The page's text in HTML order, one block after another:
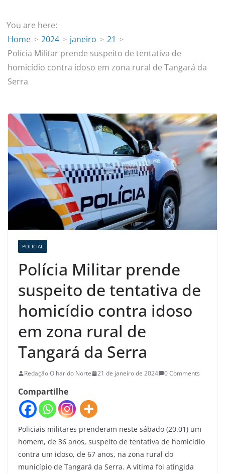
You are here:
Home
2024 janeiro
21
Polícia Militar prende suspeito de tentativa de
homicídio contra idoso em zona rural de Tangará da
Serra
POLICIAL
Polícia Militar prende
suspeito de tentativa de
homicídio contra idoso
em zona rural de
Tangará da Serra
Redação Olhar do Norte 21 de janeiro de 2024 0 Comments
Compartilhe
Policiais militares prenderam neste sábado (20.01) um
homem, de 36 anos, suspeito de tentativa de homicídio
contra um idoso, de 67 anos, na zona rural do
município de Tangará da Serra. A vítima foi atingida